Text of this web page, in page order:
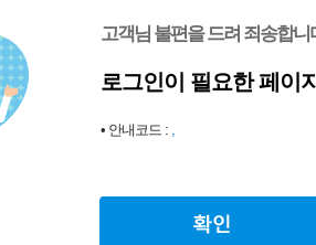
고객님 불편을 드려 죄송합니
로그인이 필요한 페이
• 안내코드 : ,